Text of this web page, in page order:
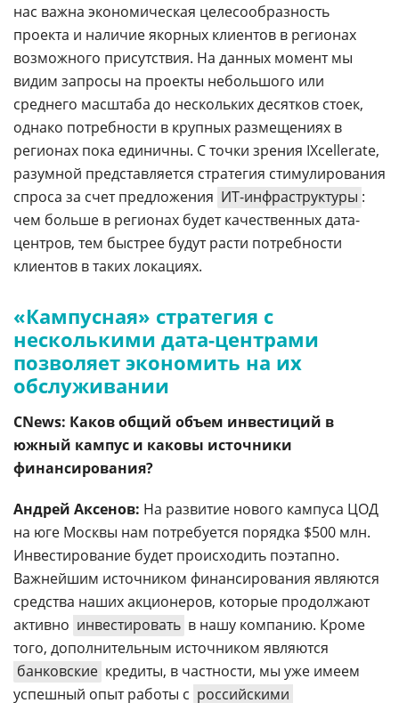
нас важна экономическая целесообразность
проекта и наличие якорных клиентов в регионах
возможного присутствия. На данных момент мы
видим запросы на проекты небольшого или
среднего масштаба до нескольких десятков стоек,
однако потребности в крупных размещениях в
регионах пока единичны. С точки зрения IXcellerate,
разумной представляется стратегия стимулирования
спроса за счет предложения ИТ-инфраструктуры :
чем больше в регионах будет качественных дата-
центров, тем быстрее будут расти потребности
клиентов в таких локациях.
«Кампусная» стратегия с
несколькими дата-центрами
позволяет экономить на их
обслуживании
CNews: Каков общий объем инвестиций в
южный кампус и каковы источники
финансирования?
Андрей Аксенов: На развитие нового кампуса ЦОД
на юге Москвы нам потребуется порядка $500 млн.
Инвестирование будет происходить поэтапно.
Важнейшим источником финансирования являются
средства наших акционеров, которые продолжают
активно инвестировать в нашу компанию. Кроме
того, дополнительным источником являются
банковские кредиты, в частности, мы уже имеем
успешный опыт работы с российскими